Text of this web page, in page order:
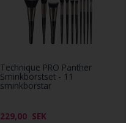
Technique PRO Panther
Sminkborstset - 11
sminkborstar
229,00 SEK